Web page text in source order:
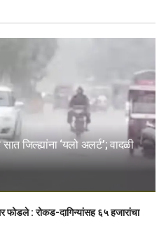
जिल्ह्यांना ‘यलो अलर्ट’; वादळी
फोडले : रोकड-दागिन्यांसह ६५ हजारांचा